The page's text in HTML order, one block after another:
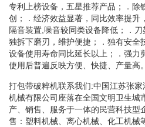
专利上榜设备，五星推荐产品；．除
创；．经济效益显著，同比效率提升
隔音装置,噪音较同类设备降低；．
独拆下磨刃，维护便捷；．独有安全
设备使用寿命同比延长以上；．强力
使用后普遍反映方便、快捷、产量高。
打包带破粹机联系我们:中国江苏张
机械有限公司座落在全国文明卫生城
产、销售、服务于一体的民营科技型
售：塑料机械、离心机械、化工机械